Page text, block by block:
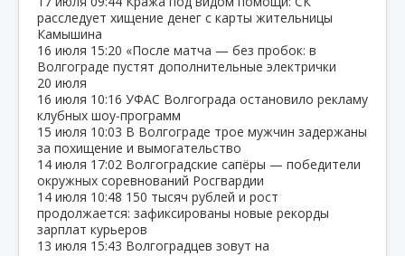
расследует хищение денег с карты жительницы
Камышина
16 июля 15:20 «После матча — без пробок: в
Волгограде пустят дополнительные электрички
20 июля
16 июля 10:16 УФАС Волгограда остановило рекламу
клубных шоу‑программ
15 июля 10:03 В Волгограде трое мужчин задержаны
за похищение и вымогательство
14 июля 17:02 Волгоградские сапёры — победители
окружных соревнований Росгвардии
14 июля 10:48 150 тысяч рублей и рост
продолжается: зафиксированы новые рекорды
зарплат курьеров
13 июля 15:43 Волгоградцев зовут на